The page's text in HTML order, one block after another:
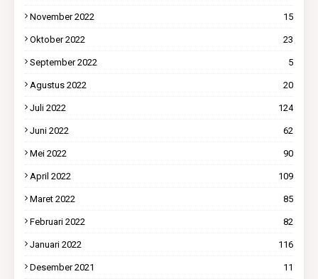
November 2022 15
Oktober 2022 23
September 2022 5
Agustus 2022 20
Juli 2022 124
Juni 2022 62
Mei 2022 90
April 2022 109
Maret 2022 85
Februari 2022 82
Januari 2022 116
Desember 2021 11